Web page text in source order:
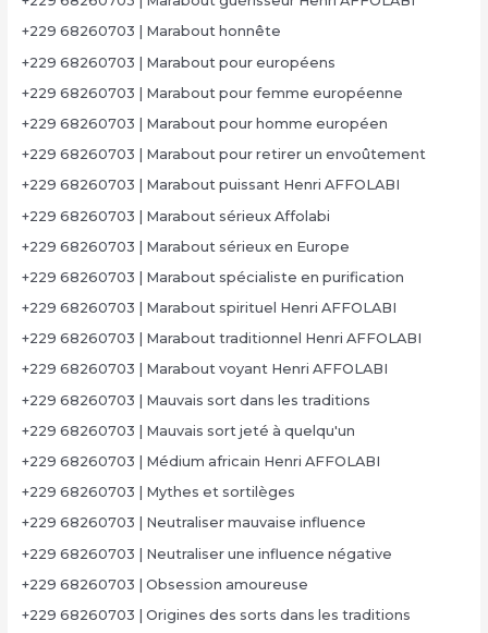
+229 68260703 | Marabout honnête
+229 68260703 | Marabout pour européens
+229 68260703 | Marabout pour femme européenne
+229 68260703 | Marabout pour homme européen
+229 68260703 | Marabout pour retirer un envoûtement
+229 68260703 | Marabout puissant Henri AFFOLABI
+229 68260703 | Marabout sérieux Affolabi
+229 68260703 | Marabout sérieux en Europe
+229 68260703 | Marabout spécialiste en purification
+229 68260703 | Marabout spirituel Henri AFFOLABI
+229 68260703 | Marabout traditionnel Henri AFFOLABI
+229 68260703 | Marabout voyant Henri AFFOLABI
+229 68260703 | Mauvais sort dans les traditions
+229 68260703 | Mauvais sort jeté à quelqu'un
+229 68260703 | Médium africain Henri AFFOLABI
+229 68260703 | Mythes et sortilèges
+229 68260703 | Neutraliser mauvaise influence
+229 68260703 | Neutraliser une influence négative
+229 68260703 | Obsession amoureuse
+229 68260703 | Origines des sorts dans les traditions